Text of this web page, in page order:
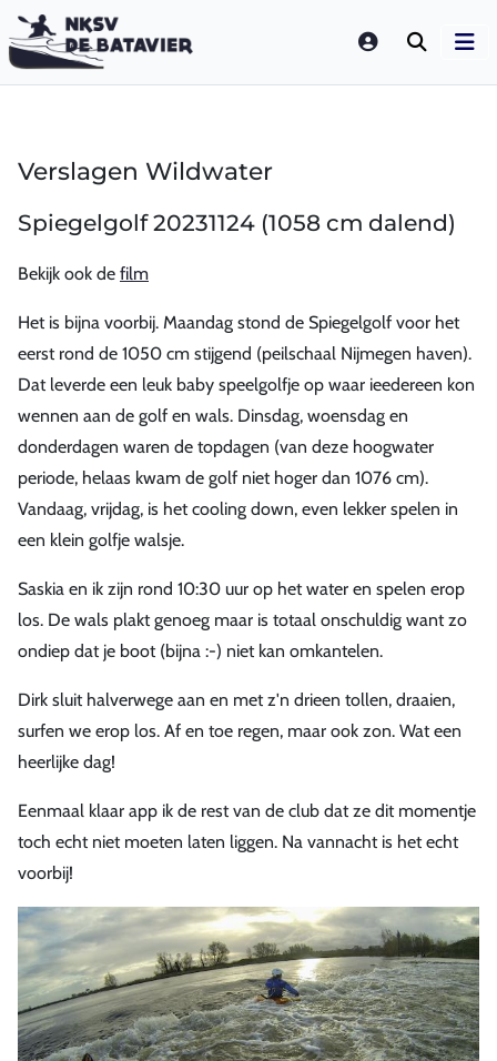
LOGIN
Verslagen Wildwater
Spiegelgolf 20231124 (1058 cm dalend)
Bekijk ook de film
Het is bijna voorbij. Maandag stond de Spiegelgolf voor het
eerst rond de 1050 cm stijgend (peilschaal Nijmegen haven).
Dat leverde een leuk baby speelgolfje op waar ieedereen kon
wennen aan de golf en wals. Dinsdag, woensdag en
donderdagen waren de topdagen (van deze hoogwater
periode, helaas kwam de golf niet hoger dan 1076 cm).
Vandaag, vrijdag, is het cooling down, even lekker spelen in
een klein golfje walsje.
Saskia en ik zijn rond 10:30 uur op het water en spelen erop
los. De wals plakt genoeg maar is totaal onschuldig want zo
ondiep dat je boot (bijna :-) niet kan omkantelen.
Dirk sluit halverwege aan en met z'n drieen tollen, draaien,
surfen we erop los. Af en toe regen, maar ook zon. Wat een
heerlijke dag!
Eenmaal klaar app ik de rest van de club dat ze dit momentje
toch echt niet moeten laten liggen. Na vannacht is het echt
voorbij!